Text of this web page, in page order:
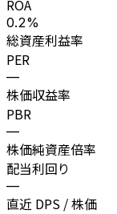
ROA
0.2%
総資産利益率
PER
—
株価収益率
PBR
—
株価純資産倍率
配当利回り
—
直近 DPS / 株価